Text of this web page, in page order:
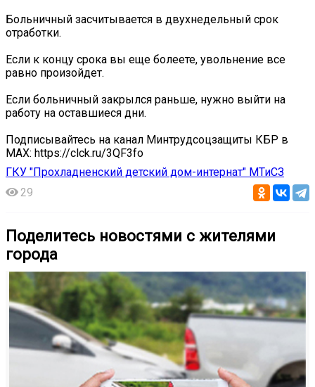
Больничный засчитывается в двухнедельный срок
отработки.
Если к концу срока вы еще болеете, увольнение все
равно произойдет.
Если больничный закрылся раньше, нужно выйти на
работу на оставшиеся дни.
Подписывайтесь на канал Минтрудсоцзащиты КБР в
МАХ: https://clck.ru/3QF3fo
ГКУ "Прохладненский детский дом-интернат" МТиСЗ
29
Поделитесь новостями с жителями
города